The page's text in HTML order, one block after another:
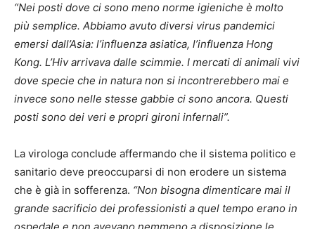
“Nei posti dove ci sono meno norme igieniche è molto
più semplice. Abbiamo avuto diversi virus pandemici
emersi dall’Asia: l’influenza asiatica, l’influenza Hong
Kong. L’Hiv arrivava dalle scimmie. I mercati di animali vivi
dove specie che in natura non si incontrerebbero mai e
invece sono nelle stesse gabbie ci sono ancora. Questi
posti sono dei veri e propri gironi infernali”.
La virologa conclude affermando che il sistema politico e
sanitario deve preoccuparsi di non erodere un sistema
che è già in sofferenza. “Non bisogna dimenticare mai il
grande sacrificio dei professionisti a quel tempo erano in